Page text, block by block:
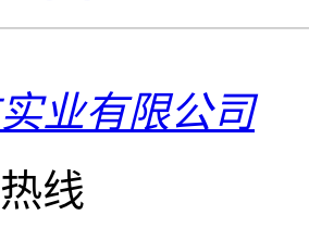
业有限公司
线